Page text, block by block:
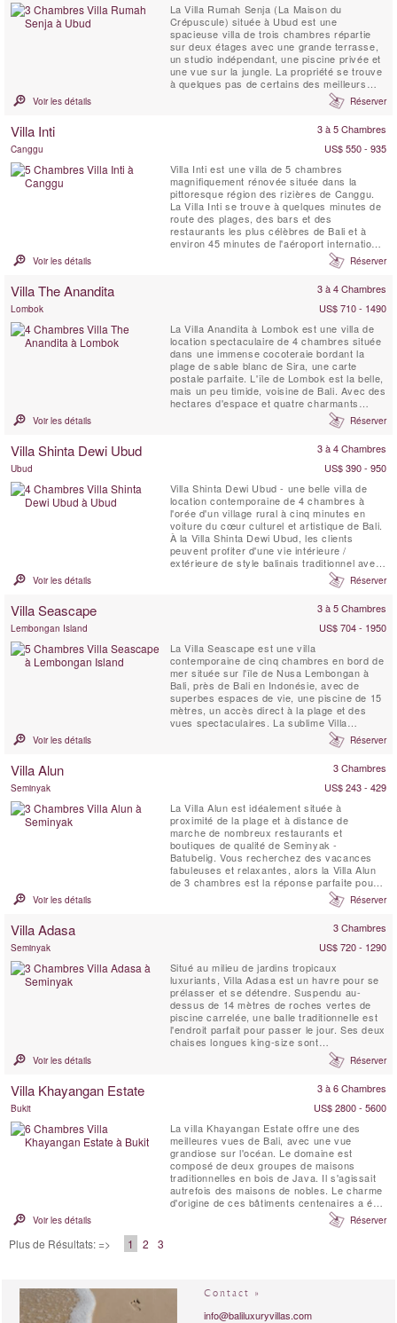
La Villa Rumah Senja (La Maison du
Crépuscule) située à Ubud est une
spacieuse villa de trois chambres répartie
sur deux étages avec une grande terrasse,
un studio indépendant, une piscine privée et
une vue sur la jungle. La propriété se trouve
à quelques pas de certains des meilleurs
restaurants d’Ubud et fait partie du domaine
Rumah Hujan. Cette charmante maison de
un sentiment d'abri et d'intimité face à
Voir les détails Réserver
Villa Inti 3 à 5 Chambres
Canggu
US$ 550 - 935
Villa Inti est une villa de 5 chambres
magnifiquement rénovée située dans la
pittoresque région des rizières de Canggu.
La Villa Inti se trouve à quelques minutes de
route des plages, des bars et des
restaurants les plus célèbres de Bali et à
environ 45 minutes de l'aéroport international
de Bali. Offrant des vues spectaculaires sur
les rizières en terrasses verdoyantes, elle
bénéficiant d'une intimité totale par rapport
Voir les détails Réserver
Villa The Anandita 3 à 4 Chambres
Lombok
US$ 710 - 1490
La Villa Anandita à Lombok est une villa de
location spectaculaire de 4 chambres située
dans une immense cocoteraie bordant la
plage de sable blanc de Sira, une carte
postale parfaite. L'île de Lombok est la belle,
mais un peu timide, voisine de Bali. Avec des
hectares d'espace et quatre charmants
pavillons de chambres, la Villa Anandita est
idéale pour les familles ou les groupes
tout dans un magnifique endroit insulaire
Voir les détails Réserver
Villa Shinta Dewi Ubud 3 à 4 Chambres
Ubud
US$ 390 - 950
Villa Shinta Dewi Ubud - une belle villa de
location contemporaine de 4 chambres à
l'orée d'un village rural à cinq minutes en
voiture du cœur culturel et artistique de Bali.
À la Villa Shinta Dewi Ubud, les clients
peuvent profiter d'une vie intérieure /
extérieure de style balinais traditionnel avec
tout le confort high-tech d'un hôtel cinq
Voir les détails Réserver
Villa Seascape 3 à 5 Chambres
Lembongan Island
US$ 704 - 1950
La Villa Seascape est une villa
contemporaine de cinq chambres en bord de
mer située sur l'île de Nusa Lembongan à
Bali, près de Bali en Indonésie, avec de
superbes espaces de vie, une piscine de 15
mètres, un accès direct à la plage et des
vues spectaculaires. La sublime Villa
Seascape éblouit sur un croissant de sable
blanc blanchi à Nusa Lembongan, une petite
bateau de Sanur. Un superbe espace de vie
Voir les détails Réserver
Villa Alun 3 Chambres
Seminyak
US$ 243 - 429
La Villa Alun est idéalement située à
proximité de la plage et à distance de
marche de nombreux restaurants et
boutiques de qualité de Seminyak -
Batubelig. Vous recherchez des vacances
fabuleuses et relaxantes, alors la Villa Alun
de 3 chambres est la réponse parfaite pour
vous. Conçue dans un style de pavillon
balinais traditionnel, la Villa Alun présente
magnifiques jardins tropicaux et plans d'eau.
Voir les détails Réserver
Villa Adasa 3 Chambres
Seminyak
US$ 720 - 1290
Situé au milieu de jardins tropicaux
luxuriants, Villa Adasa est un havre pour se
prélasser et se détendre. Suspendu au-
dessus de 14 mètres de roches vertes de
piscine carrelée, une balle traditionnelle est
l'endroit parfait pour passer le jour. Ses deux
chaises longues king-size sont
généreusement ornés de coussins, idéal
pour un massage ou un déjeuner ou un dîner
toit offre une retraite privée de soleil
Voir les détails Réserver
Villa Khayangan Estate 3 à 6 Chambres
Bukit
US$ 2800 - 5600
La villa Khayangan Estate offre une des
meilleures vues de Bali, avec une vue
grandiose sur l'océan. Le domaine est
composé de deux groupes de maisons
traditionnelles en bois de Java. Il s'agissait
autrefois des maisons de nobles. Le charme
d'origine de ces bâtiments centenaires a été
Voir les détails Réserver
Plus de Résultats: => 1 2 3
Contact »
info@baliluxuryvillas.com